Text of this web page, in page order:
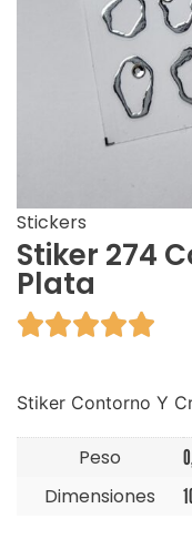
Stickers
Stiker 274
Plata

Stiker Contorno Y
Peso
Dimensiones